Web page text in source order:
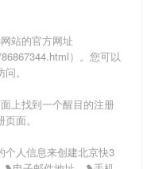
站的官方网址
）。您可以
。
上找到一个醒目的注册
面。
个人信息来创建北京快3